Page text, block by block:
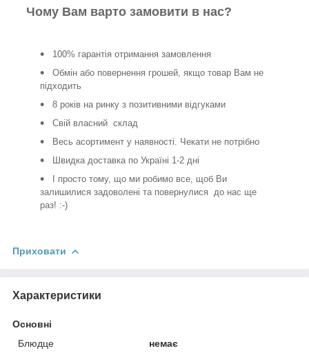
Чому Вам варто замовити в нас?
100% гарантія отримання замовлення
Обмін або повернення грошей, якщо товар Вам не
підходить
8 років на ринку з позитивними відгуками
Свій власний склад
Весь асортимент у наявності. Чекати не потрібно
Швидка доставка по Україні 1-2 дні
І просто тому, що ми робимо все, щоб Ви
залишилися задоволені та повернулися до нас ще
раз! :-)
Приховати
Характеристики
Основні
Блюдце
немає